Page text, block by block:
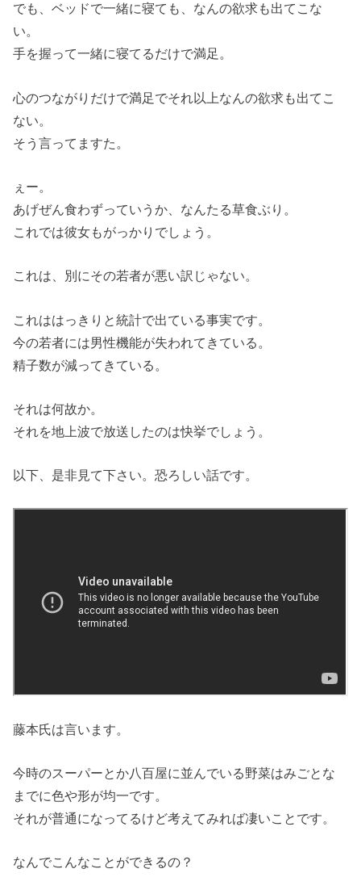
でも、ベッドで一緒に寝ても、なんの欲求も出てこな
い。
手を握って一緒に寝てるだけで満足。
心のつながりだけで満足でそれ以上なんの欲求も出てこ
ない。
そう言ってますた。
ぇー。
あげぜん食わずっていうか、なんたる草食ぶり。
これでは彼女もがっかりでしょう。
これは、別にその若者が悪い訳じゃない。
これははっきりと統計で出ている事実です。
今の若者には男性機能が失われてきている。
精子数が減ってきている。
それは何故か。
それを地上波で放送したのは快挙でしょう。
以下、是非見て下さい。恐ろしい話です。
藤本氏は言います。
今時のスーパーとか八百屋に並んでいる野菜はみごとな
までに色や形が均一です。
それが普通になってるけど考えてみれば凄いことです。
なんでこんなことができるの？